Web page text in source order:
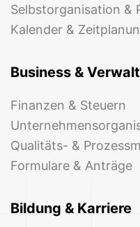
Selbstorganisation &
Kalender &
Business &
Finanzen & Steuern
Qualitäts- &
Formulare & Anträge
Bildung & Karriere